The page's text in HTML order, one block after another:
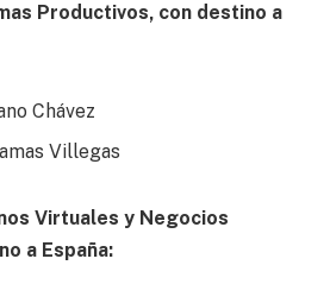
Productivos, con destino a
Chávez
Villegas
Virtuales y Negocios
a España: